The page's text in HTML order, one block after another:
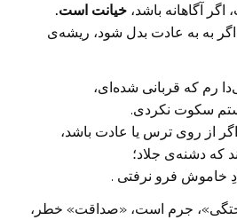
آگاهانه باشد، خیانت است.
به به عادت بدل شود، ریشه‌ی
رم که قربانی شده‌ای،
ستم سکوت نکردی.
از روی ترس یا عادت باشد،
که دشنه‌ی جلاد؛
خاموش فرو نرفتی .
جرم است، «صداقت» خطر،